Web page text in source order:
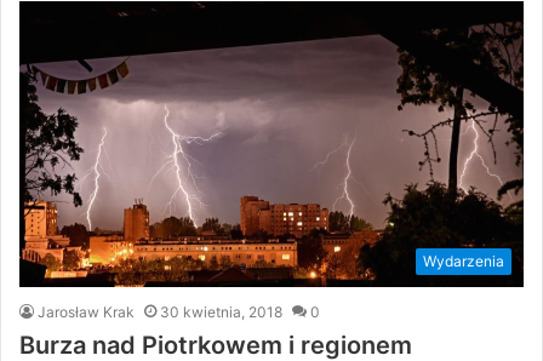
Wydarzenia
Jarosław Krak 30 kwietnia, 2018 0
Burza nad Piotrkowem i regionem